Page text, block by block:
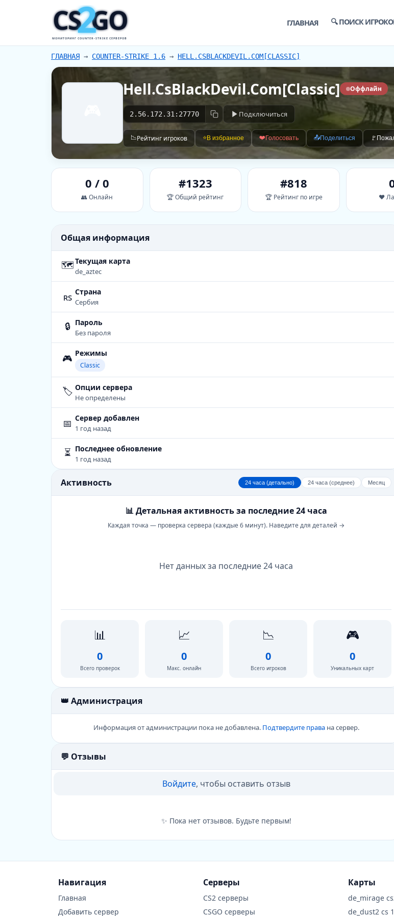
CS GO
2
МОНИТОРИНГ COUNTER-STRIKE СЕРВЕРОВ
ГЛАВНАЯ 🔍 ПОИСК
ГЛАВНАЯ → COUNTER-STRIKE 1.6 → HELL.CSBLACKDEVIL.COM[CLASSIC]
Hell.CsBlackDevil.Com[Classic] Оффлайн
2.56.172.31:27770 Подключиться
📉Рейтинг игроков ⭐В избранное ❤️Голосовать 📤Поделиться 🚩
0 / 0
👥 Онлайн
#1323
🏆 Общий рейтинг
#818
🏆 Рейтинг по игре ❤️
Общая информация
🗺Текущая карта
de_aztec
rs Страна
Сербия
🔒 Пароль
Без пароля
🎮 Режимы
Classic
🏷️ Опции сервера
Не определены
📅 Сервер добавлен
1 год назад
⏳ Последнее обновление
1 год назад
Активность 24 часа (детально) 24 часа (среднее) Месяц
📊 Детальная активность за последние 24 часа
Каждая точка — проверка сервера (каждые 6 минут). Наведите для деталей →
Нет данных за последние 24 часа
📊
0
Всего проверок
📈
0
Макс. онлайн
📉
0
Всего игроков
🎮
0
Уникальных карт
👑 Администрация
Информация от администрации пока не добавлена. Подтвердите правана сервер.
💬 Отзывы
Войдите, чтобы оставить отзыв
✨ Пока нет отзывов. Будьте первым!
Навигация
Главная
Добавить сервер
Серверы
CS2 серверы
CSGO серверы
Карты
de_mirage
de_dust2 cs